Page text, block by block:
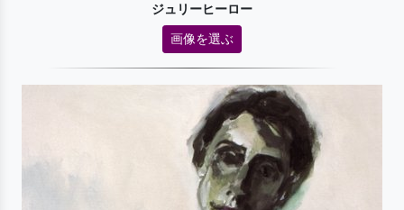
ジュリーヒーロー
画像を選ぶ